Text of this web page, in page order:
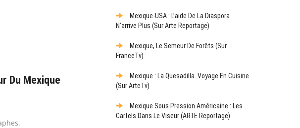
Du Mexique
Mexique-USA : L’aide De La Diaspora
N’arrive Plus (sur Arte Reportage)
Mexique, Le Semeur De Forêts (sur
FranceTv)
Mexique : La Quesadilla. Voyage En Cuisine
(sur ArteTv)
Mexique Sous Pression Américaine : Les
Cartels Dans Le Viseur (ARTE Reportage)